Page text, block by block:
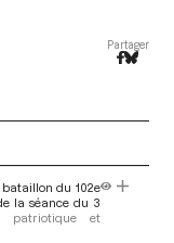
Partager
du 102e
la séance du 3
patriotique et